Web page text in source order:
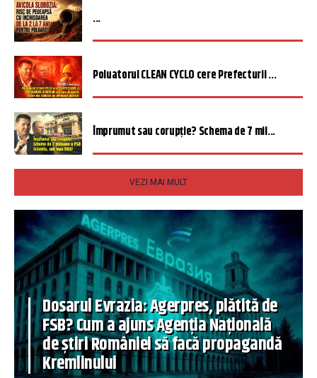
...
Poluatorul CLEAN CYCLO cere Prefecturii ...
Împrumut sau corupție? Schema de 7 mil...
VEZI MAI MULT
Dosarul Evrazia: Agerpres, plătită de
FSB? Cum a ajuns Agenția Națională
de știri României să facă propagandă
Kremlinului